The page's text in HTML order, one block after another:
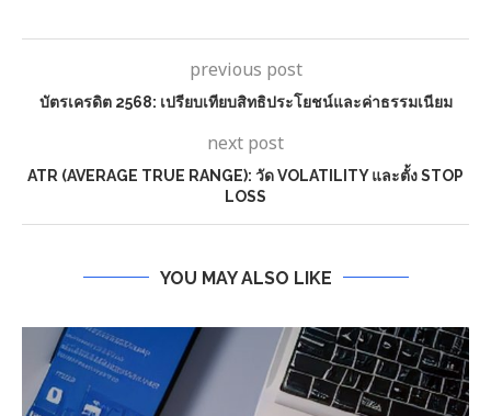
previous post
บัตรเครดิต 2568: เปรียบเทียบสิทธิประโยชน์และค่าธรรมเนียม
next post
ATR (AVERAGE TRUE RANGE): วัด VOLATILITY และตั้ง STOP
LOSS
YOU MAY ALSO LIKE